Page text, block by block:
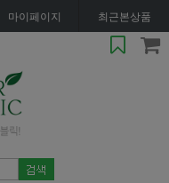
마이페이지 최근본상품